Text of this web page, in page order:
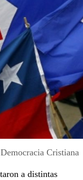
Cristiana
a distintas